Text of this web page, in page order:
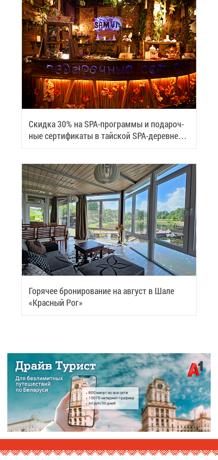
Скид­ка 30% на SPA-про­грам­мы и по­да­роч­
ные сер­ти­фи­ка­ты в тай­ской SPA-де­ревне
Samui
Го­ря­чее бро­ни­ро­ва­ние на ав­густ в Ша­ле
«Крас­ный Рог»